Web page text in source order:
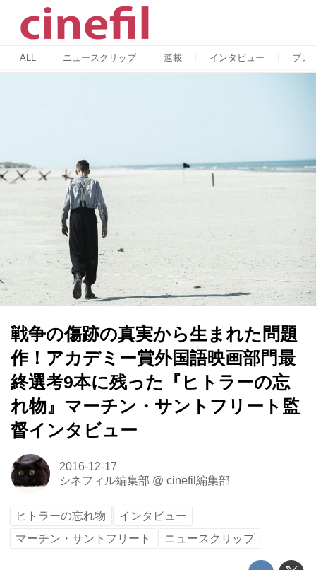
ALL ニュースクリップ 連載 インタビュー プレ
戦争の傷跡の真実から生まれた問題
作！アカデミー賞外国語映画部門最
終選考9本に残った『ヒトラーの忘
れ物』マーチン・サントフリート監
督インタビュー
2016-12-17
シネフィル編集部 @ cinefil編集部
ヒトラーの忘れ物
インタビュー
マーチン・サントフリート
ニュースクリップ